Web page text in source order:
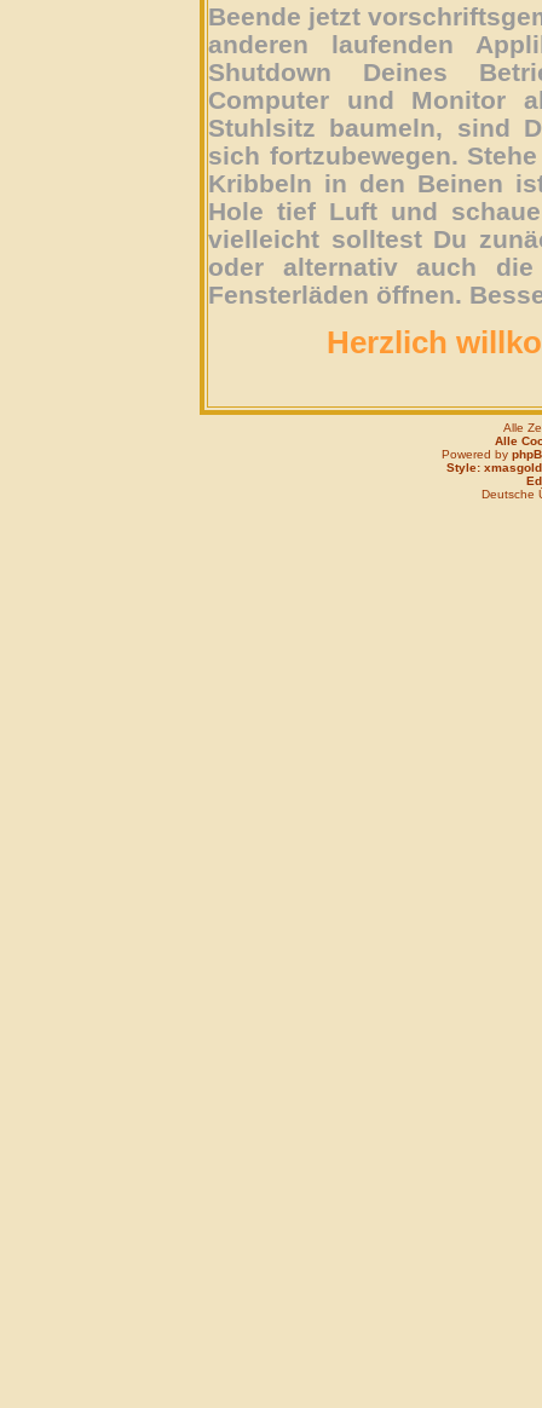
Beende jetzt
anderen laufenden
Shutdown Deines
Computer und Monitor
Stuhlsitz baumeln, sind
sich fortzubewegen.
Kribbeln in den Beinen
Hole tief Luft und
vielleicht solltest Du
oder alternativ auch
Fensterläden öffnen.
Herzlich
Alle
Alle
Powered by
Style: xmasgold
Deutsche